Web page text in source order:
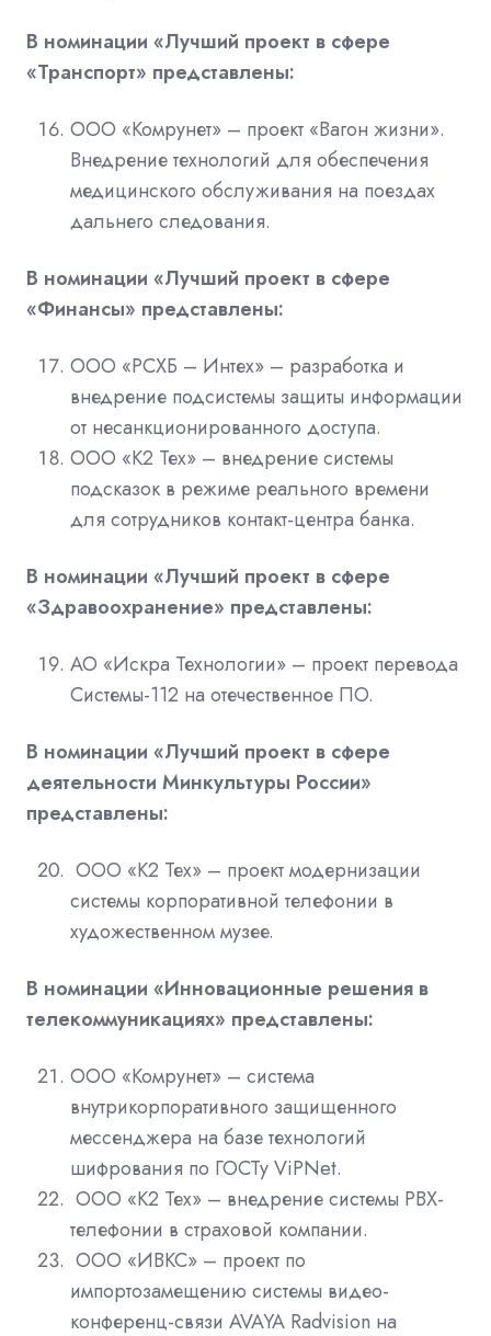
В номинации «Лучший проект в сфере
«Транспорт» представлены:
ООО «Комрунет» – проект «Вагон жизни».
Внедрение технологий для обеспечения
медицинского обслуживания на поездах
дальнего следования.
В номинации «Лучший проект в сфере
«Финансы» представлены:
ООО «РСХБ – Интех» – разработка и
внедрение подсистемы защиты информации
от несанкционированного доступа.
ООО «К2 Тех» – внедрение системы
подсказок в режиме реального времени
для сотрудников контакт-центра банка.
В номинации «Лучший проект в сфере
«Здравоохранение» представлены:
АО «Искра Технологии» – проект перевода
Системы-112 на отечественное ПО.
В номинации «Лучший проект в сфере
деятельности Минкультуры России»
представлены:
ООО «К2 Тех» – проект модернизации
системы корпоративной телефонии в
художественном музее.
В номинации «Инновационные решения в
телекоммуникациях» представлены:
ООО «Комрунет» – система
внутрикорпоративного защищенного
мессенджера на базе технологий
шифрования по ГОСТу ViPNet.
ООО «К2 Тех» – внедрение системы РВХ-
телефонии в страховой компании.
ООО «ИВКС» – проект по
импортозамещению системы видео-
конференц-связи AVAYA Radvision на